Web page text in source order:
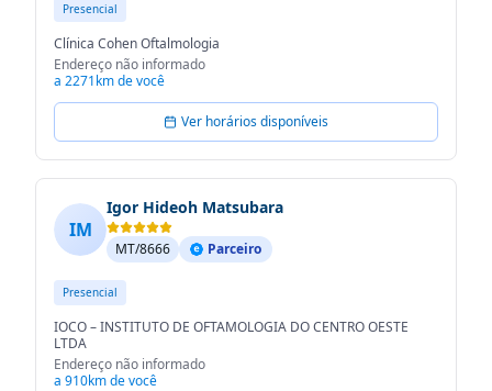
Presencial
Clínica Cohen Oftalmologia
Endereço não informado
a 2271km de você
Ver horários disponíveis
IM
Igor Hideoh Matsubara
MT/8666 Parceiro
Presencial
IOCO – INSTITUTO DE OFTAMOLOGIA DO CENTRO OESTE
LTDA
Endereço não informado
a 910km de você